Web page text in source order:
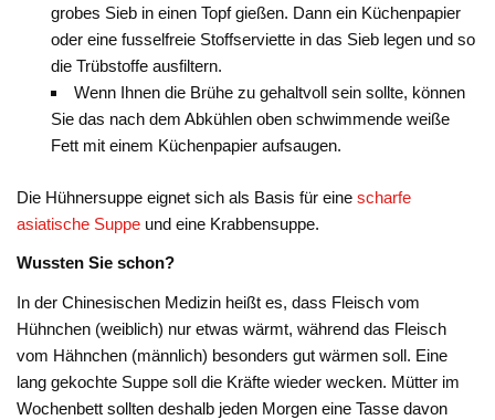
grobes Sieb in einen Topf gießen. Dann ein Küchenpapier
oder eine fusselfreie Stoffserviette in das Sieb legen und so
die Trübstoffe ausfiltern.
Wenn Ihnen die Brühe zu gehaltvoll sein sollte, können
Sie das nach dem Abkühlen oben schwimmende weiße
Fett mit einem Küchenpapier aufsaugen.
Die Hühnersuppe eignet sich als Basis für eine scharfe
asiatische Suppe und eine Krabbensuppe.
Wussten Sie schon?
In der Chinesischen Medizin heißt es, dass Fleisch vom
Hühnchen (weiblich) nur etwas wärmt, während das Fleisch
vom Hähnchen (männlich) besonders gut wärmen soll. Eine
lang gekochte Suppe soll die Kräfte wieder wecken. Mütter im
Wochenbett sollten deshalb jeden Morgen eine Tasse davon